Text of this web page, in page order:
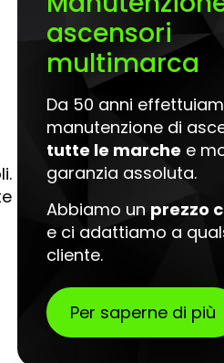
ascensori
multimarca
Da 50 anni
manutenzione di
tutte le marche e
garanzia assoluta.
Abbiamo un prezzo
e ci adattiamo a
cliente.
Per saperne di più